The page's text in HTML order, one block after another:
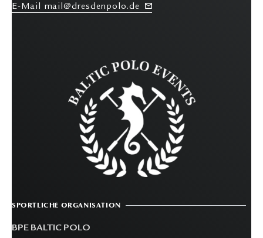
E-Mail mail@dresdenpolo.de
SPORTLICHE ORGANISATION
BPE BALTIC POLO